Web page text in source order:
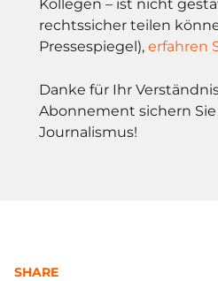
Kollegen – ist nicht
rechtssicher teilen
Pressespiegel), erfahren
Danke für Ihr
Abonnement sichern
Journalismus!
SHARE